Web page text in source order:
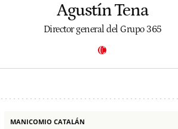
Agustín Tena
Director general del Grupo 365
MANICOMIO CATALÁN